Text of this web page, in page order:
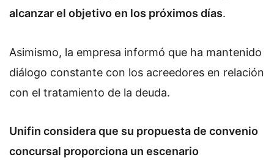
alcanzar el objetivo en los próximos días.
Asimismo, la empresa informó que ha mantenido
diálogo constante con los acreedores en relación
con el tratamiento de la deuda.
Unifin considera que su propuesta de convenio
concursal proporciona un escenario